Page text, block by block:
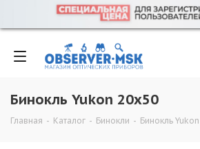
Бинокль Yukon 20x50
Главная - Каталог - Бинокли - Бинокль